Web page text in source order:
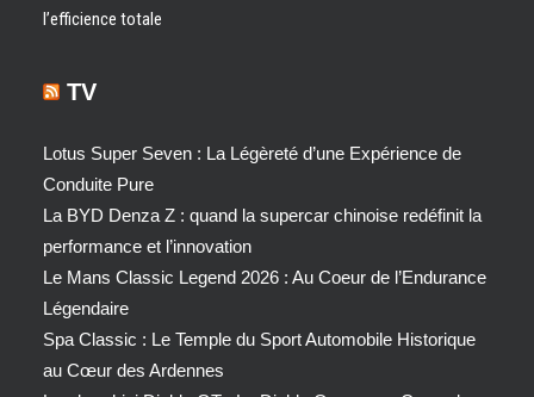
l’efficience totale
TV
Lotus Super Seven : La Légèreté d’une Expérience de
Conduite Pure
La BYD Denza Z : quand la supercar chinoise redéfinit la
performance et l’innovation
Le Mans Classic Legend 2026 : Au Coeur de l’Endurance
Légendaire
Spa Classic : Le Temple du Sport Automobile Historique
au Cœur des Ardennes